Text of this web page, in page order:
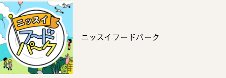
ニッスイフードパーク